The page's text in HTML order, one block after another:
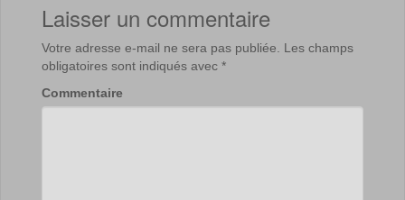
Laisser un commentaire
Votre adresse e-mail ne sera pas publiée.
Les champs
obligatoires sont indiqués avec *
Commentaire